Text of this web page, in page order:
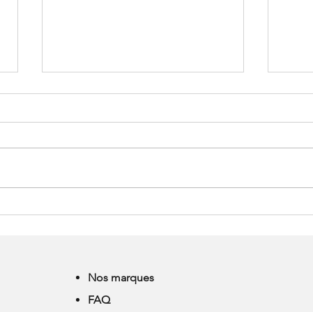
Nos marques
FAQ